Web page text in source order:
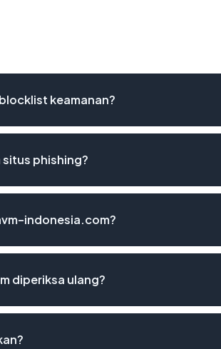
keamanan?
phishing?
indonesia.com?
diperiksa ulang?